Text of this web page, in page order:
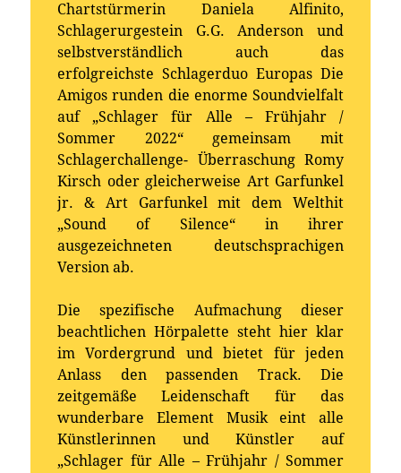
Chartstürmerin Daniela Alfinito,
Schlagerurgestein G.G. Anderson und
selbstverständlich auch das
erfolgreichste Schlagerduo Europas Die
Amigos runden die enorme Soundvielfalt
auf „Schlager für Alle – Frühjahr /
Sommer 2022“ gemeinsam mit
Schlagerchallenge- Überraschung Romy
Kirsch oder gleicherweise Art Garfunkel
jr. & Art Garfunkel mit dem Welthit
„Sound of Silence“ in ihrer
ausgezeichneten deutschsprachigen
Version ab.
Die spezifische Aufmachung dieser
beachtlichen Hörpalette steht hier klar
im Vordergrund und bietet für jeden
Anlass den passenden Track. Die
zeitgemäße Leidenschaft für das
wunderbare Element Musik eint alle
Künstlerinnen und Künstler auf
„Schlager für Alle – Frühjahr / Sommer